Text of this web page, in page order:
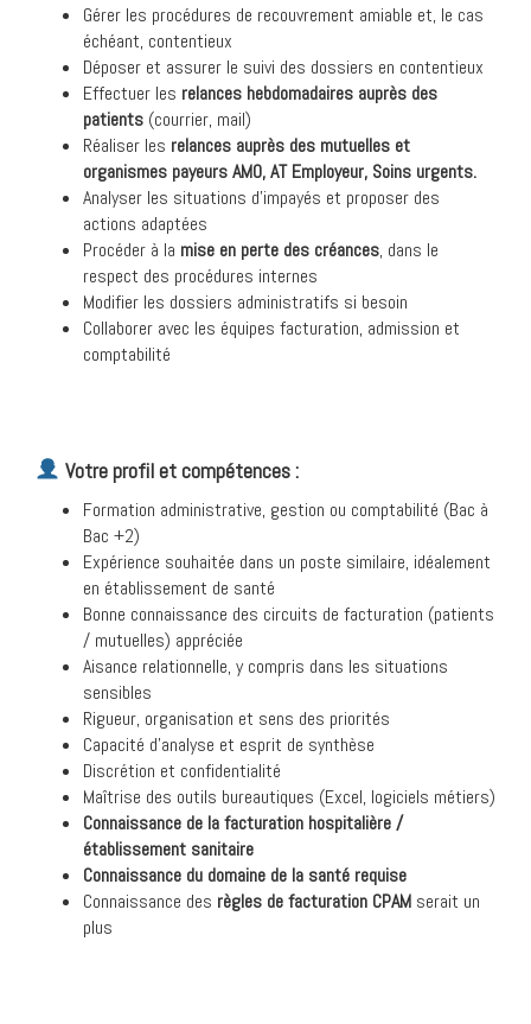
Gérer les procédures de recouvrement amiable et, le cas
échéant, contentieux
Déposer et assurer le suivi des dossiers en contentieux
Effectuer les relances hebdomadaires auprès des
patients (courrier, mail)
Réaliser les relances auprès des mutuelles et
organismes payeurs AMO, AT Employeur, Soins urgents.
Analyser les situations d’impayés et proposer des
actions adaptées
Procéder à la mise en perte des créances, dans le
respect des procédures internes
Modifier les dossiers administratifs si besoin
Collaborer avec les équipes facturation, admission et
comptabilité
Votre profil et compétences :
Formation administrative, gestion ou comptabilité (Bac à
Bac +2)
Expérience souhaitée dans un poste similaire, idéalement
en établissement de santé
Bonne connaissance des circuits de facturation (patients
/ mutuelles) appréciée
Aisance relationnelle, y compris dans les situations
sensibles
Rigueur, organisation et sens des priorités
Capacité d’analyse et esprit de synthèse
Discrétion et confidentialité
Maîtrise des outils bureautiques (Excel, logiciels métiers)
Connaissance de la facturation hospitalière /
établissement sanitaire
Connaissance du domaine de la santé requise
Connaissance des règles de facturation CPAM serait un
plus